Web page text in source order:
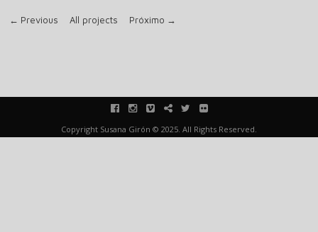
← Previous All projects Próximo →
facebookinstagram
vimeoblink twitter
Copyright Susana Girón © 2025. All Rights Reserved.